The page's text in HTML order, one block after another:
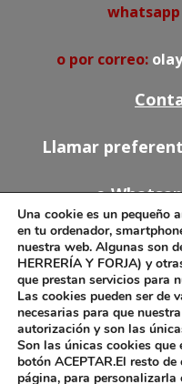
whatsapp
o por correo:
Llamar
o
Una cookie es un pequeño
en tu ordenador,
nuestra web. Algunas son
HERRERÍA Y FORJA) y
que prestan servicios para
Las cookies pueden ser de
necesarias para que
autorización y son las
Son las únicas cookies
botón ACEPTAR.El resto
página, para personalizarla